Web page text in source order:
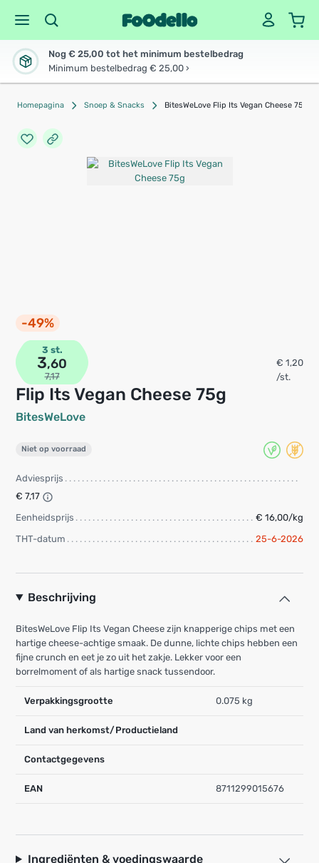
Nog € 25,00 tot het minimum bestelbedrag
Minimum bestelbedrag € 25,00 ›
Homepagina Snoep & Snacks BitesWeLove Flip Its Vegan Cheese 75g
-49%
Flip Its Vegan Cheese 75g
BitesWeLove
3 st.
3,60
7,17
€ 1,20
/st.
Niet op voorraad
Adviesprijs
€ 7,17
Eenheidsprijs
€ 16,00/kg
THT-datum
25-6-2026
Beschrijving
BitesWeLove Flip Its Vegan Cheese zijn knapperige chips met een
hartige cheese-achtige smaak. De dunne, lichte chips hebben een
fijne crunch en eet je zo uit het zakje. Lekker voor een
borrelmoment of als hartige snack tussendoor.
Verpakkingsgrootte 0.075 kg
Land van herkomst/Productieland
Contactgegevens
EAN 8711299015676
Ingrediënten & voedingswaarde